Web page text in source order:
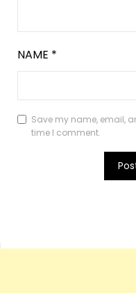
NAME *
Save my name, email,
time I comment.